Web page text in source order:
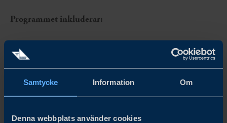
Samtycke Information Om
Denna webbplats använder cookies
Programmet inkluderar:
National Day Ceremony – en officiell öppning av
dagen med tal från officiella representanter från de
båda länderna samt kulturellt program
Experience the Expo – en rundvandring på
Expoområdet där deltagarna får uppleva inspirerande